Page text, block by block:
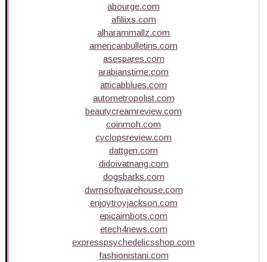
abourge.com
afiliixs.com
alharammallz.com
americanbulletins.com
asespares.com
arabianstime.com
atticabblues.com
autometropolist.com
beautycreamreview.com
coinmoh.com
cyclopsreview.com
dattgen.com
didoivatnang.com
dogsbarks.com
dwmsoftwarehouse.com
enjoytroyjackson.com
epicaimbots.com
etech4news.com
expresspsychedelicsshop.com
fashionistani.com